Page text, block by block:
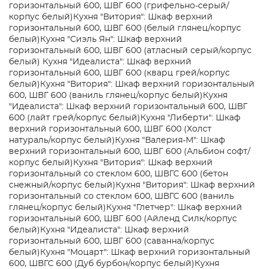
горизонтальный 600, ШВГ 600 (грифельно-серый/
корпус белый) Кухня "Витория": Шкаф верхний
горизонтальный 600, ШВГ 600 (белый глянец/корпус
белый) Кухня "Сиэль Ян": Шкаф верхний
горизонтальный 600, ШВГ 600 (атласный серый/корпус
белый) Кухня "Идеалиста": Шкаф верхний
горизонтальный 600, ШВГ 600 (кварц грей/корпус
белый) Кухня "Витория": Шкаф верхний горизонтальный
600, ШВГ 600 (ваниль глянец/корпус белый) Кухня
"Идеалиста": Шкаф верхний горизонтальный 600, ШВГ
600 (лайт грей/корпус белый) Кухня "Либерти": Шкаф
верхний горизонтальный 600, ШВГ 600 (Холст
натураль/корпус белый) Кухня "Валерия-М": Шкаф
верхний горизонтальный 600, ШВГ 600 (Альбион софт/
корпус белый) Кухня "Витория": Шкаф верхний
горизонтальный со стеклом 600, ШВГС 600 (бетон
снежный/корпус белый) Кухня "Витория": Шкаф верхний
горизонтальный со стеклом 600, ШВГС 600 (ваниль
глянец/корпус белый) Кухня "Глетчер": Шкаф верхний
горизонтальный 600, ШВГ 600 (Айленд Силк/корпус
белый) Кухня "Идеалиста": Шкаф верхний
горизонтальный 600, ШВГ 600 (саванна/корпус
белый) Кухня "Моцарт": Шкаф верхний горизонтальный
600, ШВГС 600 (Дуб бурбон/корпус белый) Кухня